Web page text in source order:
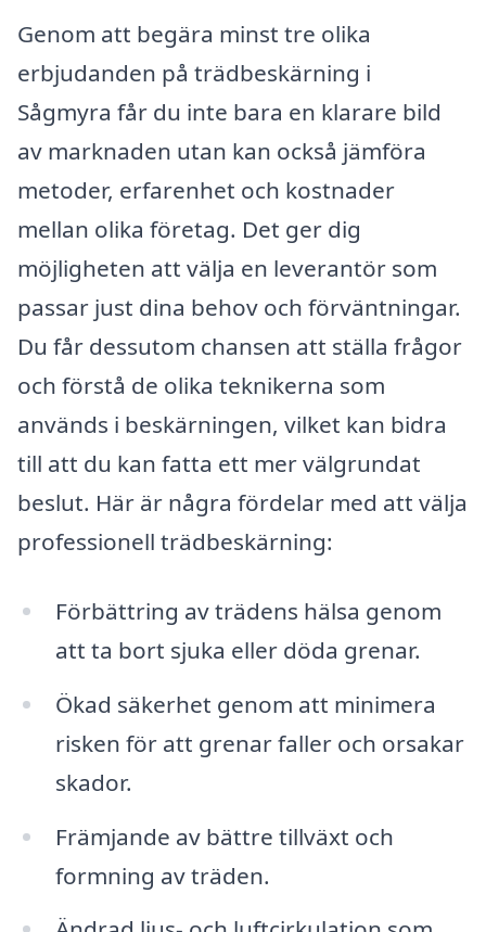
Genom att begära minst tre olika
erbjudanden på trädbeskärning i
Sågmyra får du inte bara en klarare bild
av marknaden utan kan också jämföra
metoder, erfarenhet och kostnader
mellan olika företag. Det ger dig
möjligheten att välja en leverantör som
passar just dina behov och förväntningar.
Du får dessutom chansen att ställa frågor
och förstå de olika teknikerna som
används i beskärningen, vilket kan bidra
till att du kan fatta ett mer välgrundat
beslut. Här är några fördelar med att välja
professionell trädbeskärning:
Förbättring av trädens hälsa genom
att ta bort sjuka eller döda grenar.
Ökad säkerhet genom att minimera
risken för att grenar faller och orsakar
skador.
Främjande av bättre tillväxt och
formning av träden.